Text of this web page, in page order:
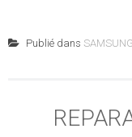
Publié dans SAMSUNG